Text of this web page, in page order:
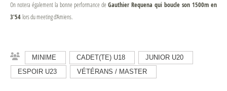
On notera également la bonne performance de Gauthier Requena qui boucle son 1500m en
3'54 lors du meeting d'Amiens.
MINIME CADET(TE) U18
JUNIOR U20
ESPOIR U23
VÉTÉRANS / MASTER